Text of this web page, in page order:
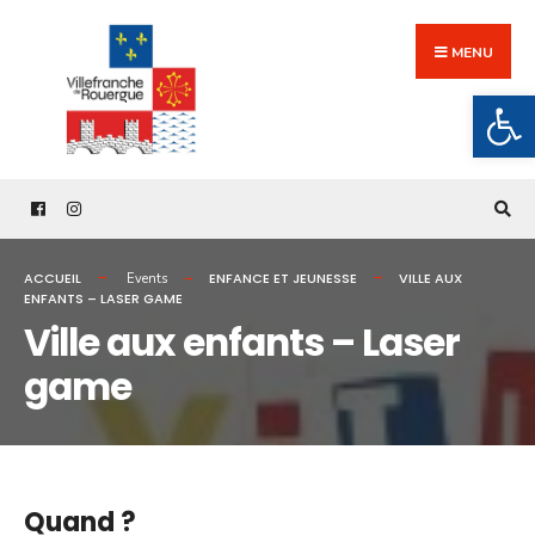
content
MENU
ACCUEIL Events ENFANCE ET JEUNESSE
VILLE AUX
ENFANTS – LASER GAME
Ville aux enfants – Laser
game
Quand ?